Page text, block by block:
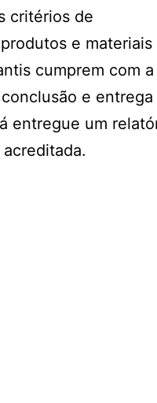
critérios de
e materiais
cumprem com a
e entrega
entregue um